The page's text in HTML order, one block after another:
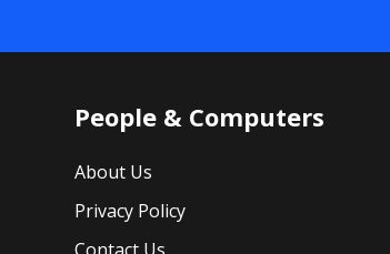
People & Computers
About Us
Privacy Policy